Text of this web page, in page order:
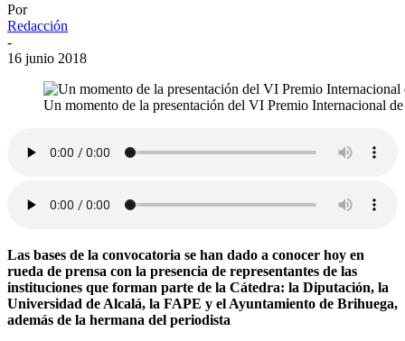
Por
Redacción
-
16 junio 2018
Un momento de la presentación del VI Premio Internacional
Las bases de la convocatoria se han dado a conocer hoy en
rueda de prensa con la presencia de representantes de las
instituciones que forman parte de la Cátedra: la Diputación, la
Universidad de Alcalá, la FAPE y el Ayuntamiento de Brihuega,
además de la hermana del periodista